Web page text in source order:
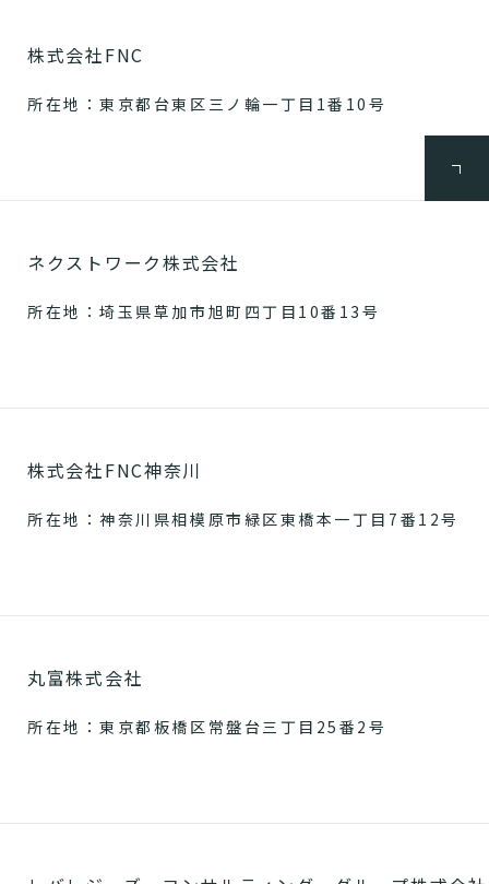
株式会社FNC
所在地：東京都台東区三ノ輪一丁目1番10号
ネクストワーク株式会社
所在地：埼玉県草加市旭町四丁目10番13号
株式会社FNC神奈川
所在地：神奈川県相模原市緑区東橋本一丁目7番12号
丸富株式会社
所在地：東京都板橋区常盤台三丁目25番2号